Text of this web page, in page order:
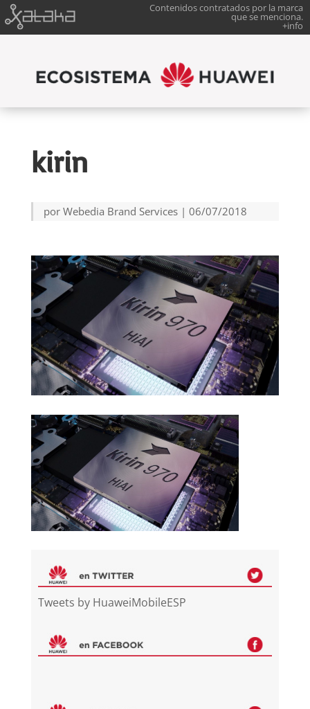
Contenidos contratados por la marca
que se menciona.
+info
kirin
por Webedia Brand Services| 06/07/2018
Tweets by HuaweiMobileESP